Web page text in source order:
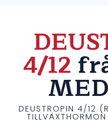
4/12
DEUSTROPIN 4/12